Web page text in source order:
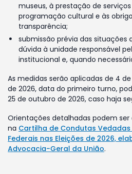
museus, à prestação de
programação cultural e às
transparência;
submissão prévia das situações
dúvida à unidade responsável
institucional e, quando
As medidas serão aplicadas de 4
de 2026, data do primeiro turno,
25 de outubro de 2026, caso haja
Orientações detalhadas podem ser
na Cartilha de Condutas
Federais nas Eleições de 2026,
Advocacia-Geral da União.